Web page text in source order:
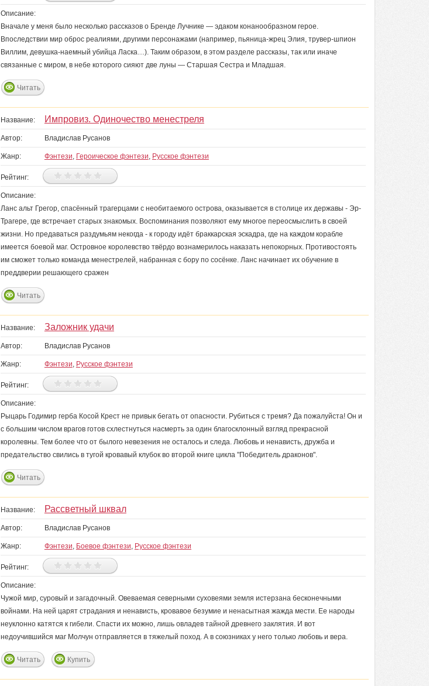
Описание:
Вначале у меня было несколько рассказов о Бренде Лучнике — эдаком конанообразном герое.
Впоследствии мир оброс реалиями, другими персонажами (например, пьяница-жрец Элия, трувер-шпион
Виллим, девушка-наемный убийца Ласка…). Таким образом, в этом разделе рассказы, так или иначе
связанные с миром, в небе которого сияют две луны — Старшая Сестра и Младшая.
Читать
Название: Импровиз. Одиночество менестреля
Автор: Владислав Русанов
Жанр: Фэнтези, Героическое фэнтези, Русское фэнтези
Рейтинг:
Описание:
Ланс альт Грегор, спасённый трагерцами с необитаемого острова, оказывается в столице их державы - Эр-
Трагере, где встречает старых знакомых. Воспоминания позволяют ему многое переосмыслить в своей
жизни. Но предаваться раздумьям некогда - к городу идёт браккарская эскадра, где на каждом корабле
имеется боевой маг. Островное королевство твёрдо вознамерилось наказать непокорных. Противостоять
им сможет только команда менестрелей, набранная с бору по сосёнке. Ланс начинает их обучение в
преддверии решающего сражен
Читать
Название: Заложник удачи
Автор: Владислав Русанов
Жанр: Фэнтези, Русское фэнтези
Рейтинг:
Описание:
Рыцарь Годимир герба Косой Крест не привык бегать от опасности. Рубиться с тремя? Да пожалуйста! Он и
с большим числом врагов готов схлестнуться насмерть за один благосклонный взгляд прекрасной
королевны. Тем более что от былого невезения не осталось и следа. Любовь и ненависть, дружба и
предательство свились в тугой кровавый клубок во второй книге цикла "Победитель драконов".
Читать
Название: Рассветный шквал
Автор: Владислав Русанов
Жанр: Фэнтези, Боевое фэнтези, Русское фэнтези
Рейтинг:
Описание:
Чужой мир, суровый и загадочный. Овеваемая северными суховеями земля истерзана бесконечными
войнами. На ней царят страдания и ненависть, кровавое безумие и ненасытная жажда мести. Ее народы
неуклонно катятся к гибели. Спасти их можно, лишь овладев тайной древнего заклятия. И вот
недоучившийся маг Молчун отправляется в тяжелый поход. А в союзниках у него только любовь и вера.
Читать Купить